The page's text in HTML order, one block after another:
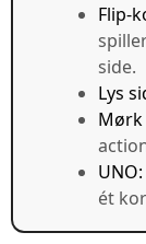
Flip-
side.
Lys
Mørk
UNO:
ét